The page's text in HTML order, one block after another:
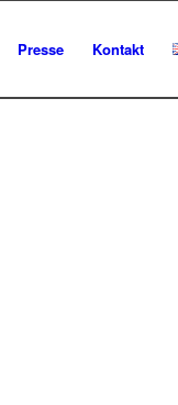
Presse Kontakt